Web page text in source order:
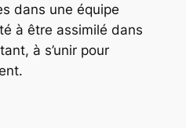
dans une équipe
à être assimilé dans
à s’unir pour